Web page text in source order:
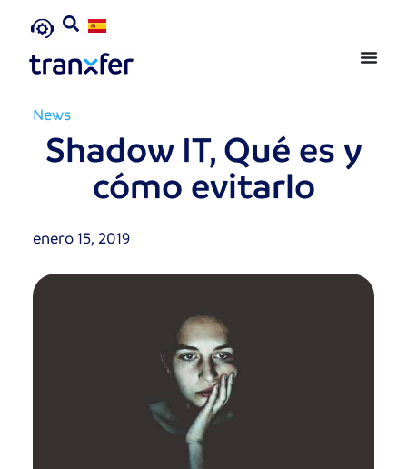
News
Shadow IT, Qué es y
cómo evitarlo
enero 15, 2019